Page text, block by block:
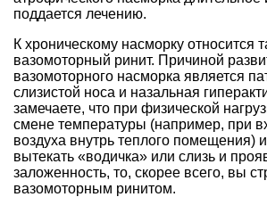
поддается лечению.
К хроническому насморку относится
вазомоторный ринит. Причиной
вазомоторного насморка является
слизистой носа и назальная
замечаете, что при физической
смене температуры (например, при
воздуха внутрь теплого помещения)
вытекать «водичка» или слизь и
заложенность, то, скорее всего, вы
вазомоторным ринитом.